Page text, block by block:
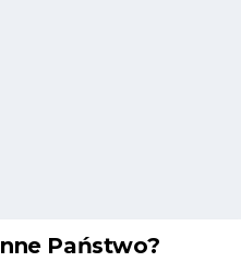
Państwo?